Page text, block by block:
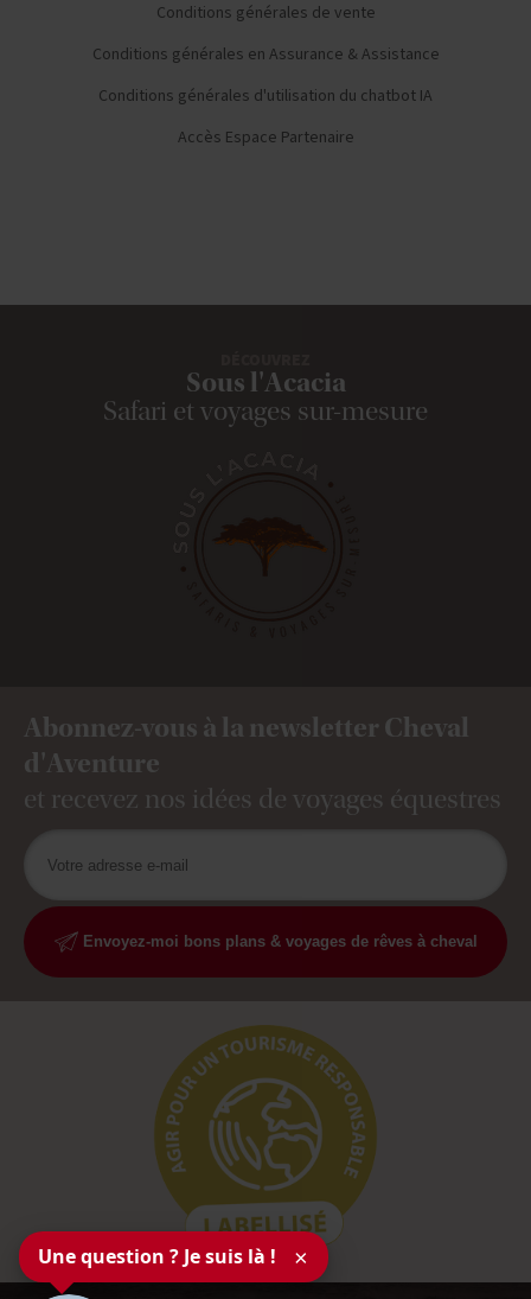
Conditions générales de vente
Conditions générales en Assurance & Assistance
Conditions générales d'utilisation du chatbot IA
Accès Espace Partenaire
Sous l'Acacia
Safari et voyages sur-mesure
Abonnez-vous à la newsletter Cheval
d'Aventure
et recevez nos idées de voyages équestres
Envoyez-moi bons plans & voyages de rêves à cheval
Une question ? Je suis là ! ×